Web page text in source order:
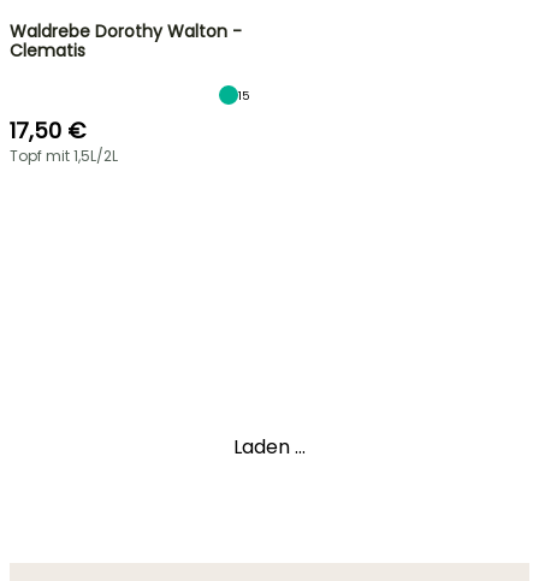
Waldrebe Dorothy Walton -
Clematis
15
17,50 €
Topf mit 1,5L/2L
Laden ...